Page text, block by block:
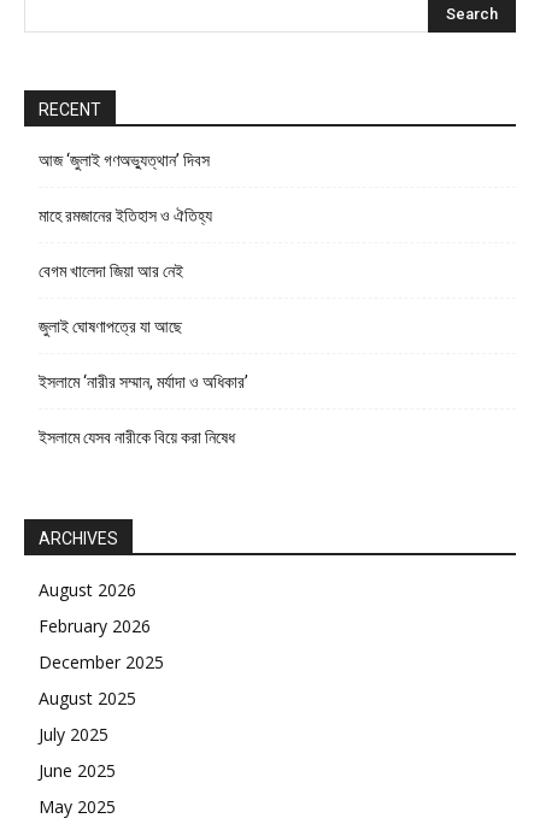
RECENT
আজ ‘জুলাই গণঅভ্যুত্থান’ দিবস
মাহে রমজানের ইতিহাস ও ঐতিহ্য
বেগম খালেদা জিয়া আর নেই
জুলাই ঘোষণাপত্রে যা আছে
ইসলামে ‘নারীর সম্মান, মর্যাদা ও অধিকার’
ইসলামে যেসব নারীকে বিয়ে করা নিষেধ
ARCHIVES
August 2026
February 2026
December 2025
August 2025
July 2025
June 2025
May 2025